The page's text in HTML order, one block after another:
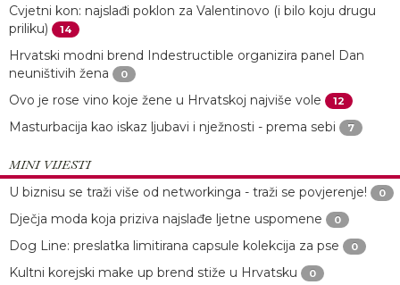
Cvjetni kon: najslađi poklon za Valentinovo (i bilo koju drugu
priliku)
14
Hrvatski modni brend Indestructible organizira panel Dan
neuništivih žena
0
Ovo je rose vino koje žene u Hrvatskoj najviše vole 12
Masturbacija kao iskaz ljubavi i nježnosti - prema sebi 7
MINI VIJESTI
U biznisu se traži više od networkinga - traži se povjerenje!
0
Dječja moda koja priziva najslađe ljetne uspomene 0
Dog Line: preslatka limitirana capsule kolekcija za pse 0
Kultni korejski make up brend stiže u Hrvatsku 0